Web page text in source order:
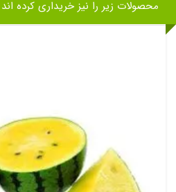
محصولات زیر را نیز خریداری کرده اند